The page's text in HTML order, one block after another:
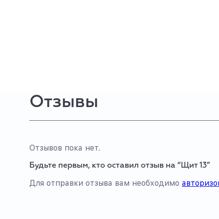
Отзывы
Отзывов пока нет.
Будьте первым, кто оставил отзыв на “Щит 13”
Для отправки отзыва вам необходимо